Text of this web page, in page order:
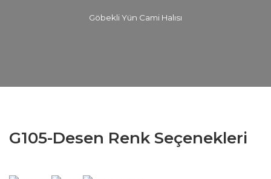
Göbekli Yün Cami Halısı
G105-Desen Renk Seçenekleri